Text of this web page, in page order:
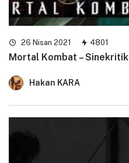
26 Nisan 2021 4801
Mortal Kombat – Sinekritik
Hakan KARA